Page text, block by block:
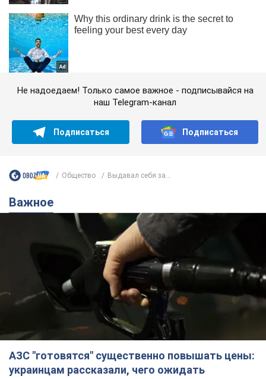
Не надоедаем! Только самое важное - подписывайся на
наш Telegram-канал
Подписаться Подписаться
Общество Выдавал себя за...
Важное
АЗС "готовятся" существенно повышать цены:
украинцам рассказали, чего ожидать